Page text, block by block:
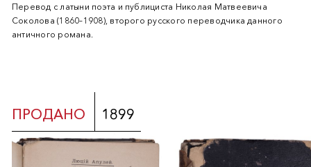
Перевод с латыни поэта и публициста Николая Матвеевича
Соколова (1860–1908), второго русского переводчика данного
античного романа.
ПРОДАНО 1899